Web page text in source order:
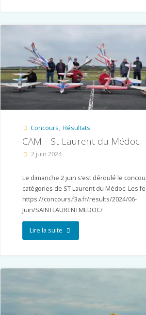
Concours, Résultats
CAM – St Laurent du Médoc
2 juin 2024
Le dimanche 2 juin s’est déroulé le
catégories de ST Laurent du Médoc. Les
https://concours.f3a.fr/results/2024/06-
Juin/SAINTLAURENTMEDOC/
Lire la suite"CAM